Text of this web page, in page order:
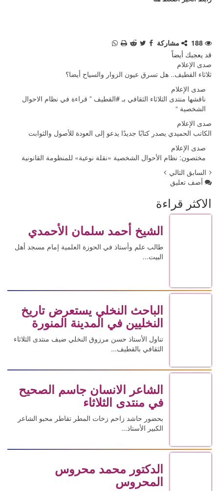
هل تسرق عيون الزوار والسياح أيضا؟
الثلاثاء الثقافي بـ #القطيف ” قراءة في نظام الاحوال
يصدر كتابًا جديدًا يدعو إلى العودة للأصول والثوابت
الأحوال الشخصية «نقلة نوعية» للمنظومة القانونية
الشيخ أحمد سلمان الأحمدي
طالب علم وأستاذ في الحوزة العلمية إمام مسجد أهل
الباحث النخلي يستعرض تاريخ
النخليين في المدينة المنورة
تناول الأستاذ حسن مرزوق النخلي ضيف منتدى الثلاثاء
الثقافي بالقطيف...
الشاعر الانسان جاسم الصحيح
في منتدى الثلاثاء
بحضور حاشد زاحم زخات المطر تقاطر محبو الشاعر
الكبير الأستاذ...
الدكتور محمد محروس
المحروس